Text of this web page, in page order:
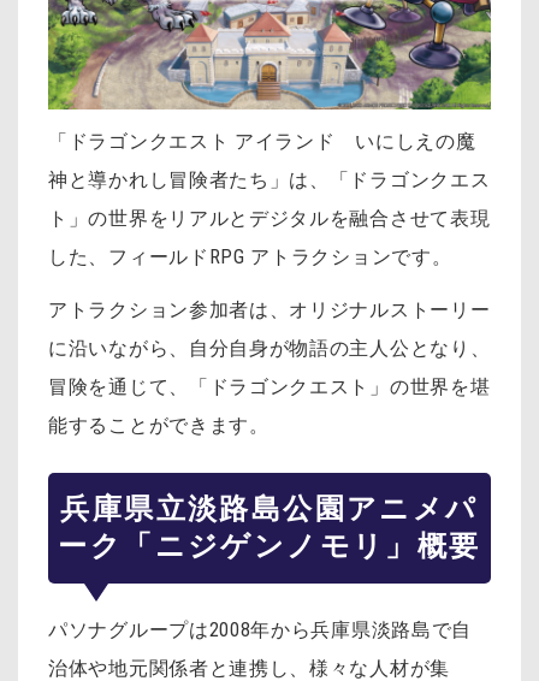
「ドラゴンクエスト アイランド いにしえの魔
神と導かれし冒険者たち」は、「ドラゴンクエス
ト」の世界をリアルとデジタルを融合させて表現
した、フィールドRPG アトラクションです。
アトラクション参加者は、オリジナルストーリー
に沿いながら、自分自身が物語の主人公となり、
冒険を通じて、「ドラゴンクエスト」の世界を堪
能することができます。
兵庫県立淡路島公園アニメパ
ーク「ニジゲンノモリ」概要
パソナグループは2008年から兵庫県淡路島で自
治体や地元関係者と連携し、様々な人材が集